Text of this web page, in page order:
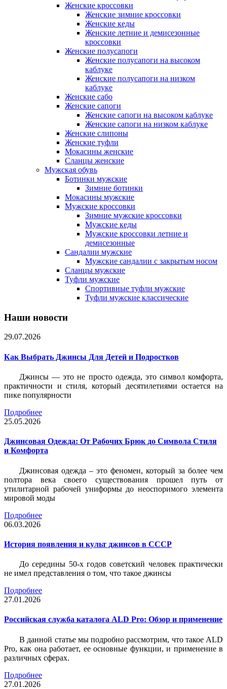
Женские кроссовки
Женские зимние кроссовки
Женские кеды
Женские летние и демисезонные
кроссовки
Женские полусапоги
Женские полусапоги на высоком
каблуке
Женские полусапоги на низком
каблуке
Женские сабо
Женские сапоги
Женские сапоги на высоком каблуке
Женские сапоги на низком каблуке
Женские слипоны
Женские туфли
Мокасины женские
Сланцы женские
Мужская обувь
Ботинки мужские
Зимние ботинки
Мокасины мужские
Мужские кроссовки
Зимние мужские кроссовки
Мужские кеды
Мужские кроссовки летние и
демисезонные
Сандалии мужские
Мужские сандалии с закрытым носом
Сланцы мужские
Туфли мужские
Спортивные туфли мужские
Туфли мужские классические
Наши новости
29.07.2026
Как Выбрать Джинсы Для Детей и Подростков
Джинсы — это не просто одежда, это символ комфорта,
практичности и стиля, который десятилетиями остается на
пике популярности
Подробнее
25.05.2026
Джинсовая Одежда: От Рабочих Брюк до Символа Стиля
и Комфорта
Джинсовая одежда – это феномен, который за более чем
полтора века своего существования прошел путь от
утилитарной рабочей униформы до неоспоримого элемента
мировой моды
Подробнее
06.03.2026
История появления и культ джинсов в СССР
До середины 50-х годов советский человек практически
не имел представления о том, что такое джинсы
Подробнее
27.01.2026
Российская служба каталога ALD Pro: Обзор и применение
В данной статье мы подробно рассмотрим, что такое ALD
Pro, как она работает, ее основные функции, и применение в
различных сферах.
Подробнее
27.01.2026